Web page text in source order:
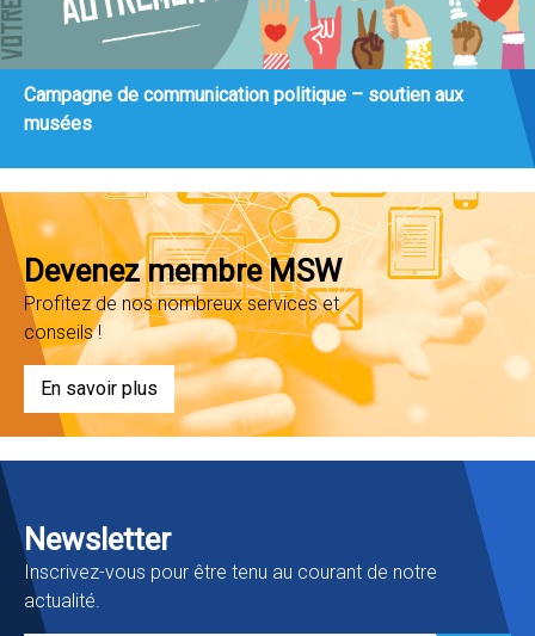
Campagne de communication politique – soutien aux
musées
Devenez membre MSW
Profitez de nos nombreux services et
conseils !
En savoir plus
Newsletter
Inscrivez-vous pour être tenu au courant de notre
actualité.